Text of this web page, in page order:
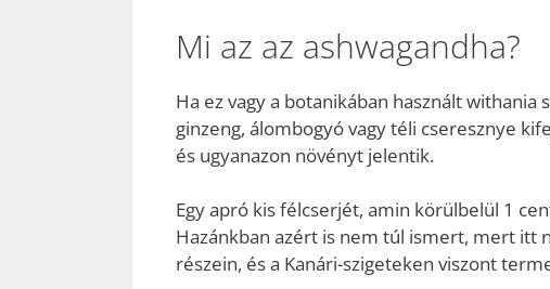
Mi az az ashwagandha?
Ha ez vagy a botanikában használt
ginzeng, álombogyó vagy téli cseresznye
és ugyanazon növényt jelentik.
Egy apró kis félcserjét, amin körülbelül 1
Hazánkban azért is nem túl ismert, mert itt
részein, és a Kanári-szigeteken viszont